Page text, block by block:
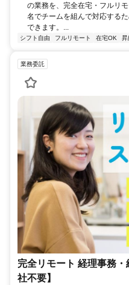
の業務を、完全在宅・フルリ
名でチームを組んで対応する
できます。...
シフト自由 フルリモート 在宅OK 昇
業務委託
完全リモート 経理事務
社不要】